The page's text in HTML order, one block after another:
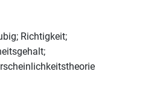
Richtigkeit;